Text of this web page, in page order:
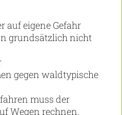
auf eigene Gefahr
grundsätzlich nicht
gegen waldtypische
muss der
Wegen rechnen.